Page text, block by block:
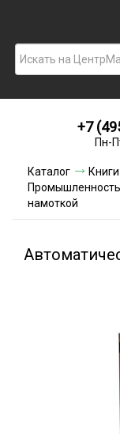
+7
Пн-
Каталог Книги
Промышленность
намоткой